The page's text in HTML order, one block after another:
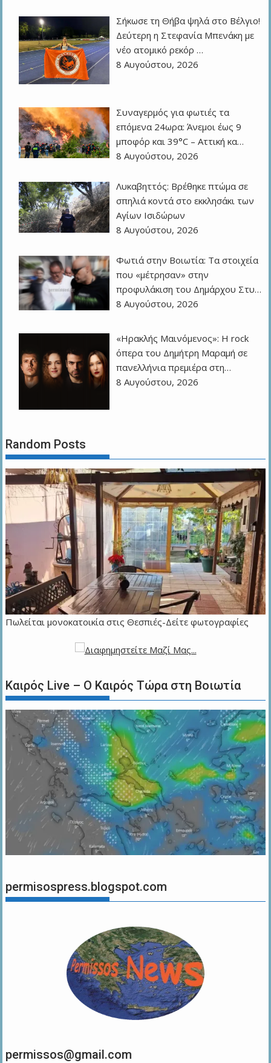
Σήκωσε τη Θήβα ψηλά στο Βέλγιο!
Δεύτερη η Στεφανία Μπενάκη με
νέο ατομικό ρεκόρ …
8 Αυγούστου, 2026
Συναγερμός για φωτιές τα
επόμενα 24ωρα: Άνεμοι έως 9
μποφόρ και 39°C – Αττική κα…
8 Αυγούστου, 2026
Λυκαβηττός: Βρέθηκε πτώμα σε
σπηλιά κοντά στο εκκλησάκι των
Αγίων Ισιδώρων
8 Αυγούστου, 2026
Φωτιά στην Βοιωτία: Τα στοιχεία
που «μέτρησαν» στην
προφυλάκιση του Δημάρχου Στυ…
8 Αυγούστου, 2026
«Ηρακλής Μαινόμενος»: H rock
όπερα του Δημήτρη Μαραμή σε
πανελλήνια πρεμιέρα στη…
8 Αυγούστου, 2026
Random Posts
Πωλείται μονοκατοικία στις Θεσπιές-Δείτε φωτογραφίες
Καιρός Live – Ο Καιρός Τώρα στη Βοιωτία
permisospress.blogspot.com
permissos@gmail.com